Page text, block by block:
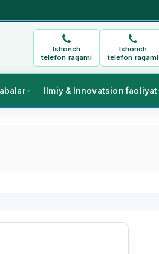
Ishonch
telefon raqami
Ishonch
telefon raqami
Ilmiy & Innovatsion faoliyat